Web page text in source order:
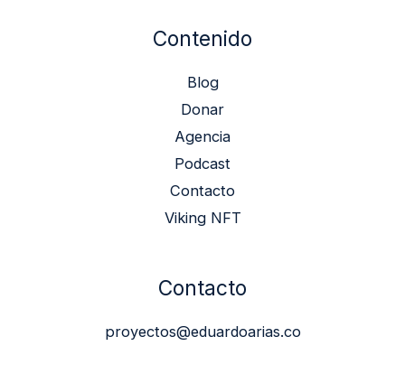
Contenido
Blog
Donar
Agencia
Podcast
Contacto
Viking NFT
Contacto
proyectos@eduardoarias.co